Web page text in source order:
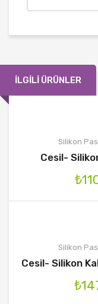
İLGILI ÜRÜNLER
Silikon
Cesil-
₺
Silikon
Cesil- Silikon
₺